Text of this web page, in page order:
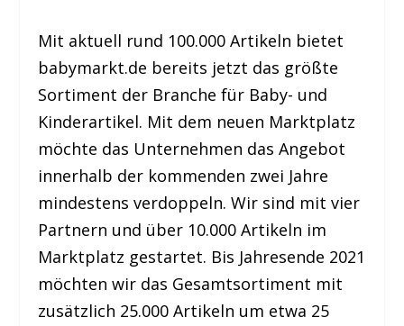
Mit aktuell rund 100.000 Artikeln bietet
babymarkt.de bereits jetzt das größte
Sortiment der Branche für Baby- und
Kinderartikel. Mit dem neuen Marktplatz
möchte das Unternehmen das Angebot
innerhalb der kommenden zwei Jahre
mindestens verdoppeln. Wir sind mit vier
Partnern und über 10.000 Artikeln im
Marktplatz gestartet. Bis Jahresende 2021
möchten wir das Gesamtsortiment mit
zusätzlich 25.000 Artikeln um etwa 25